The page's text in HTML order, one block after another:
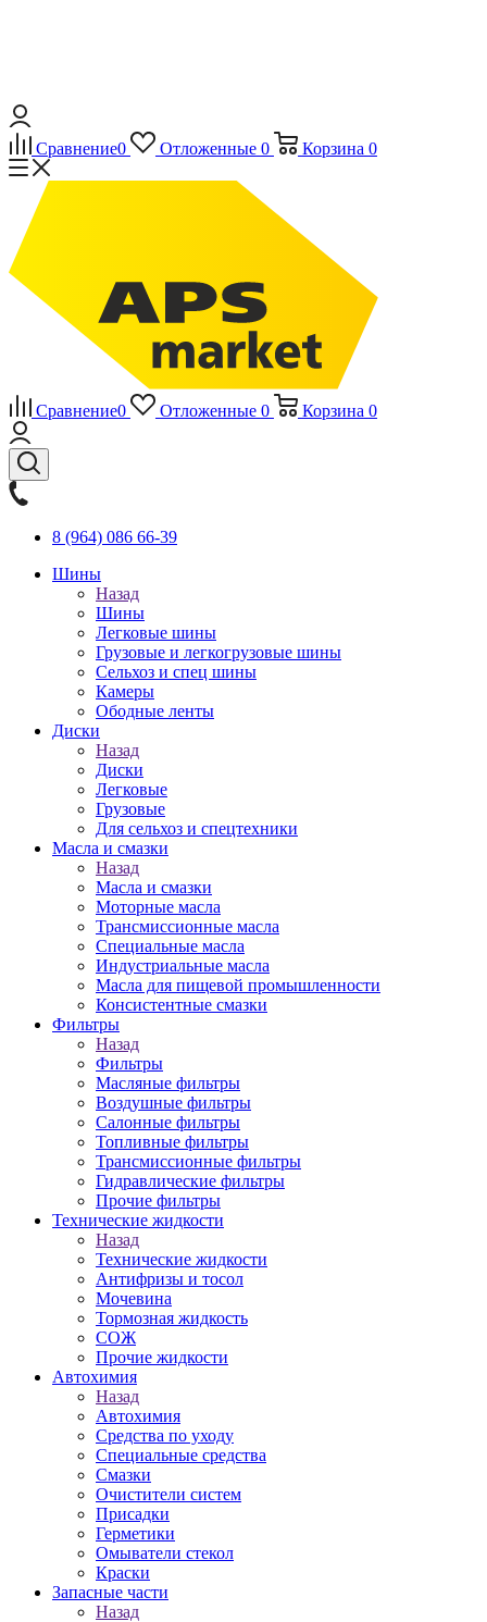
Сравнение0 Отложенные 0 Корзина 0
Сравнение0 Отложенные 0 Корзина 0
8 (964) 086 66-39
Шины
Назад
Шины
Легковые шины
Грузовые и легкогрузовые шины
Сельхоз и спец шины
Камеры
Ободные ленты
Диски
Назад
Диски
Легковые
Грузовые
Для сельхоз и спецтехники
Масла и смазки
Назад
Масла и смазки
Моторные масла
Трансмиссионные масла
Специальные масла
Индустриальные масла
Масла для пищевой промышленности
Консистентные смазки
Фильтры
Назад
Фильтры
Масляные фильтры
Воздушные фильтры
Салонные фильтры
Топливные фильтры
Трансмиссионные фильтры
Гидравлические фильтры
Прочие фильтры
Технические жидкости
Назад
Технические жидкости
Антифризы и тосол
Мочевина
Тормозная жидкость
СОЖ
Прочие жидкости
Автохимия
Назад
Автохимия
Средства по уходу
Специальные средства
Смазки
Очистители систем
Присадки
Герметики
Омыватели стекол
Краски
Запасные части
Назад